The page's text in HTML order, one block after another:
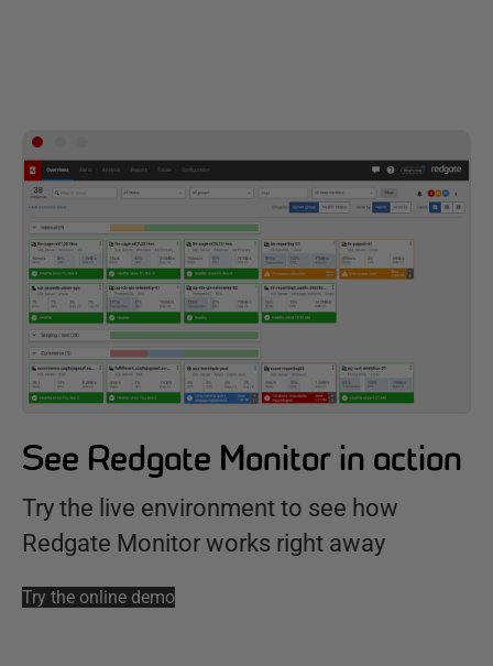
See Redgate Monitor in action
Try the live environment to see how
Redgate Monitor works right away
Try the online demo